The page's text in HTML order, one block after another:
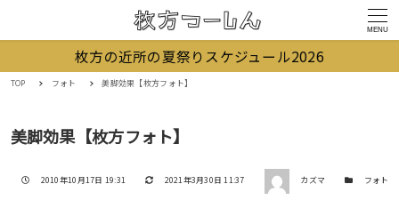
MENU
枚方の近所の夏祭りスケジュール2026
TOP フォト 美脚効果【枚方フォト】
美脚効果【枚方フォト】
投稿日
2010年10月17日 19:31 更新日
2021年3月30日 11:37 著者 カズマ カテゴリー
フォト